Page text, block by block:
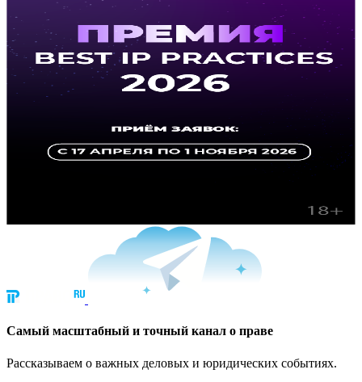
Cамый масштабный и точный канал о праве
Рассказываем о важных деловых и юридических событиях.